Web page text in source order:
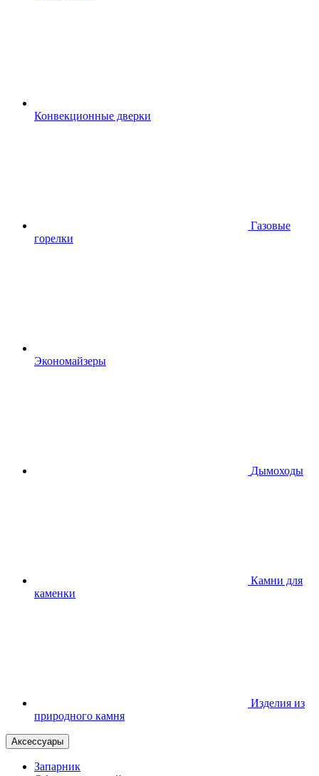
Конвекционные дверки
Газовые
горелки
Экономайзеры
Дымоходы
Камни для
каменки
Изделия из
природного камня
Аксессуары
Запарник